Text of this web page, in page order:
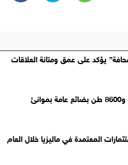
يؤكد على عمق ومتانة العلاقات
استقبال 457 شاحنة و8600 طن بضائع عامة بموانئ
المعتمدة في ماليزيا خلال العام